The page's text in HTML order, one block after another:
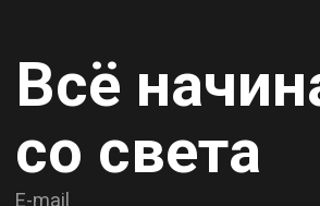
Контакты
О компании
Рассрочка и кредит
Адрес шоурума в г. Алматы